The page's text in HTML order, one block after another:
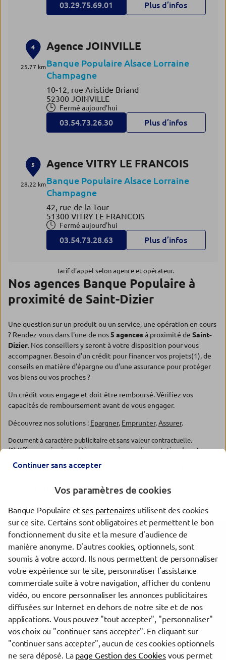
03.29.75.69.01 Plus d’infos
4
25.77 km
Agence JOINVILLE
Banque Populaire Alsace Lorraine
Champagne
10-12, rue Aristide Briand
52300 JOINVILLE
Fermé aujourd'hui
03.54.73.26.30 Plus d’infos
5
28.22 km
Agence VITRY LE FRANCOIS
Banque Populaire Alsace Lorraine
Champagne
42, rue de la Tour
51300 VITRY LE FRANCOIS
Fermé aujourd'hui
03.54.73.28.63 Plus d’infos
Tarif d'appel selon agence et opérateur.
Nos agences Banque Populaire à
proximité de Saint-Dizier
Une question sur un produit ou un service, une opération en cours
? Rendez-vous dans l'une de nos5 agencesà proximité de Saint-
Dizier. Nos conseillers y seront à votre disposition pour vous
accompagner. Besoin d'un crédit pour financer vos projets(1), de
conseils en matière d'épargne ou d'une assurance pour protéger
vos biens ou vos proches ?
Un crédit vous engage et doit être remboursé. Vérifiez vos
capacités de remboursement avant de vous engager.
Découvrez nos solutions : Epargner, Emprunter,Assurer.
Document à caractère publicitaire et sans valeur contractuelle.
(1) Offre soumise à conditions, sous réserve d'acceptation de votre
Pour les crédits à la consommation, l'emprunteur dispose du délai
dispose d'un délai de réflexion de dix jours avant d'accepter l'offre de
crédit. La vente est subordonnée à l'obtention du prêt. Si celui-ci n'est
pas obtenu, le vendeur doit rembourser les sommes versées.
Les agences Banque Populaire dans les villes à proximité
Saint-Dizier
Trouver une agence Banque Populaire
Haute-Marne
Saint-Dizier
evermaps ©
Continuer sans accepter
Vos paramètres de cookies
Banque Populaire etses partenaires utilisent des cookies
sur ce site. Certains sont obligatoires et permettent le bon
fonctionnement du site et la mesure d'audience de
manière anonyme. D'autres cookies, optionnels, sont
soumis à votre accord. Ils nous permettent de personnaliser
votre expérience sur le site, personnaliser l'assistance
commerciale suite à votre navigation, afficher du contenu
vidéo, ou encore personnaliser les annonces publicitaires
diffusées sur Internet en dehors de notre site et de nos
applications. Vous pouvez "tout accepter", "personnaliser"
vos choix ou "continuer sans accepter". En cliquant sur
"continuer sans accepter", aucun de ces cookies optionnels
ne sera déposé. La page Gestion des Cookiesvous permet